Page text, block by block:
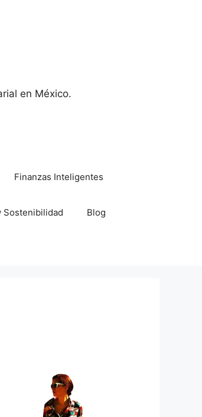
en México.
Finanzas Inteligentes
Sostenibilidad Blog